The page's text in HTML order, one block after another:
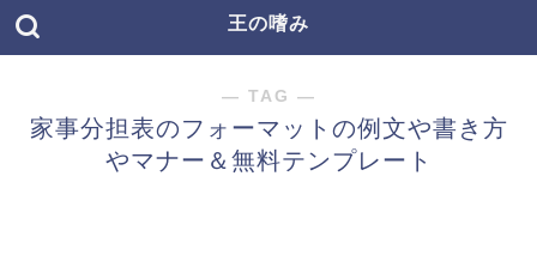
王の嗜み
― TAG ―
家事分担表のフォーマットの例文や書き方
やマナー＆無料テンプレート